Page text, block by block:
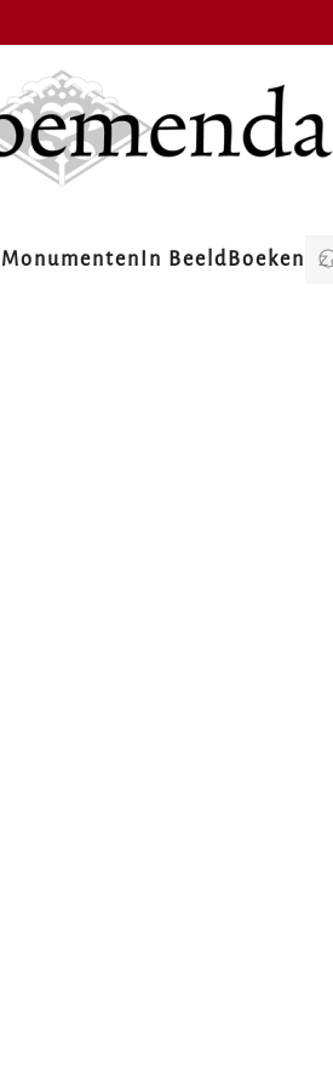
Monumenten In Beeld Boeken